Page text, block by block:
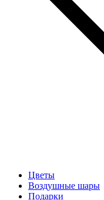
Цветы
Воздушные шары
Подарки